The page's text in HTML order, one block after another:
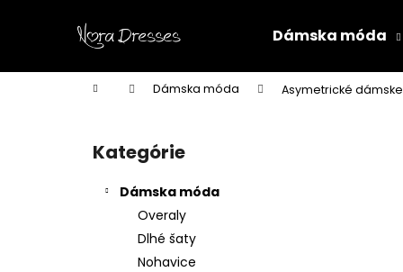
Dámska móda
Domov Dámska móda Asymetrické
Preskočiť
kategórie
Kategórie
Dámska móda
Overaly
Dlhé šaty
Nohavice
í
Späť
do
Späť
do